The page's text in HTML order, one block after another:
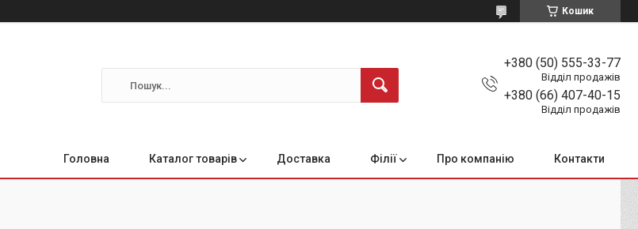
Кошик
+380 (50) 555-33-77
Відділ продажів
+380 (66) 407-40-15
Відділ продажів
Головна Каталог товарів Доставка Філії Про компанію Контакти